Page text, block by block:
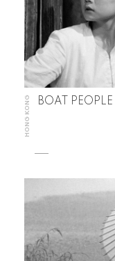
HONG KONG BOAT PEOPLE